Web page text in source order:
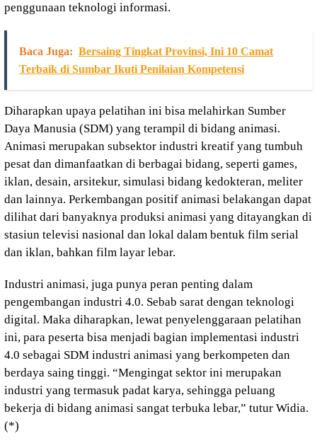
penggunaan teknologi informasi.
Baca Juga: Bersaing Tingkat Provinsi, Ini 10 Camat
Terbaik di Sumbar Ikuti Penilaian Kompetensi
Diharapkan upaya pelatihan ini bisa melahirkan Sumber
Daya Manusia (SDM) yang terampil di bidang animasi.
Animasi merupakan subsektor industri kreatif yang tumbuh
pesat dan dimanfaatkan di berbagai bidang, seperti games,
iklan, desain, arsitekur, simulasi bidang kedokteran, meliter
dan lainnya. Perkembangan positif animasi belakangan dapat
dilihat dari banyaknya produksi animasi yang ditayangkan di
stasiun televisi nasional dan lokal dalam bentuk film serial
dan iklan, bahkan film layar lebar.
Industri animasi, juga punya peran penting dalam
pengembangan industri 4.0. Sebab sarat dengan teknologi
digital. Maka diharapkan, lewat penyelenggaraan pelatihan
ini, para peserta bisa menjadi bagian implementasi industri
4.0 sebagai SDM industri animasi yang berkompeten dan
berdaya saing tinggi. “Mengingat sektor ini merupakan
industri yang termasuk padat karya, sehingga peluang
bekerja di bidang animasi sangat terbuka lebar,” tutur Widia.
(*)